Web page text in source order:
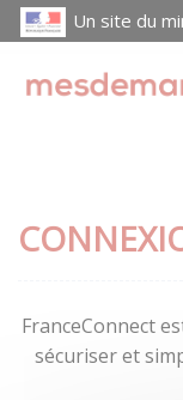
Un site du
FranceConnect
sécuriser et